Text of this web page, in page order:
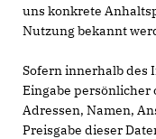
uns konkrete
Nutzung bekannt
Sofern innerhalb des
Eingabe persönlicher
Adressen, Namen,
Preisgabe dieser